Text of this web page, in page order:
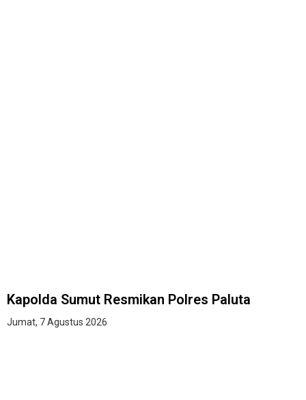
Kapolda Sumut Resmikan Polres Paluta
Jumat, 7 Agustus 2026